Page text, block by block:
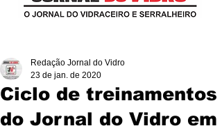
Ciclo de treinamentos
do Jornal do Vidro em
Redação Jornal do Vidro
23 de jan. de 2020